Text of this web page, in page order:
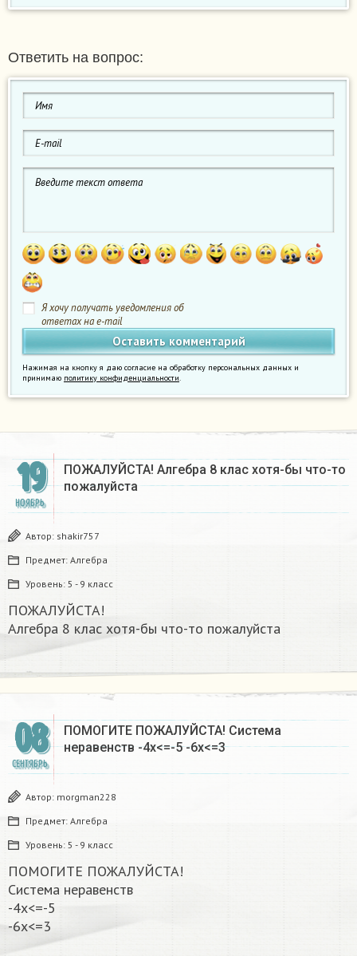
Ответить на вопрос:
Я хочу получать уведомления об
ответах на e-mail
Нажимая на кнопку я даю согласие на обработку персональных данных и
принимаю политику конфиденциальности.
19
НОЯБРЬ
ПОЖАЛУЙСТА! Алгебра 8 клас хотя-бы что-то
пожалуйста ​
Автор: shakir757
Предмет: Алгебра
Уровень: 5 - 9 класс
ПОЖАЛУЙСТА!
Алгебра 8 клас хотя-бы что-то пожалуйста ​
08
СЕНТЯБРЬ
ПОМОГИТЕ ПОЖАЛУЙСТА! Система
неравенств -4х<=-5 -6х<=3
Автор: morgman228
Предмет: Алгебра
Уровень: 5 - 9 класс
ПОМОГИТЕ ПОЖАЛУЙСТА!
Система неравенств
-4х<=-5
-6х<=3